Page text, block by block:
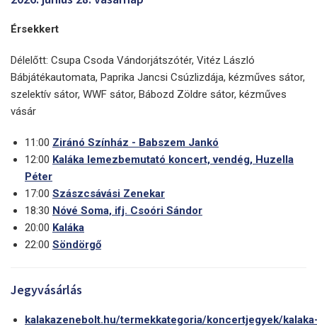
Érsekkert
Délelőtt: Csupa Csoda Vándorjátszótér, Vitéz László
Bábjátékautomata, Paprika Jancsi Csúzlizdája, kézműves sátor,
szelektív sátor, WWF sátor, Bábozd Zöldre sátor, kézműves
vásár
11:00 Ziránó Színház - Babszem Jankó
12:00 Kaláka lemezbemutató koncert, vendég, Huzella
Péter
17:00 Szászcsávási Zenekar
18:30 Nóvé Soma, ifj. Csoóri Sándor
20:00 Kaláka
22:00 Söndörgő
Jegyvásárlás
kalakazenebolt.hu/termekkategoria/koncertjegyek/